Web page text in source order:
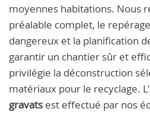
moyennes habitations. Nous
préalable complet, le
dangereux et la planification
garantir un chantier sûr et
privilégie la déconstruction
matériaux pour le recyclage. L'
gravats est effectué par nos